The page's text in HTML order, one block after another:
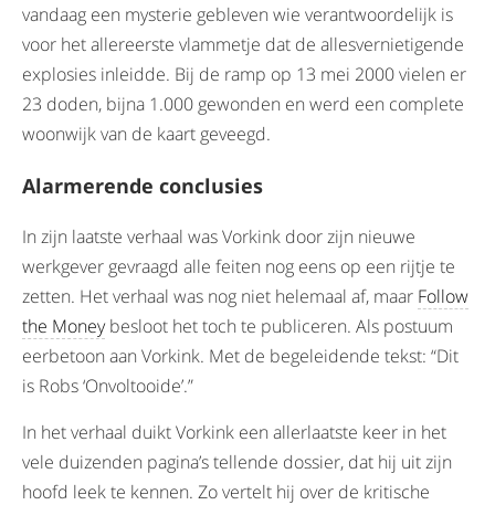
vandaag een mysterie gebleven wie verantwoordelijk is
voor het allereerste vlammetje dat de allesvernietigende
explosies inleidde. Bij de ramp op 13 mei 2000 vielen er
23 doden, bijna 1.000 gewonden en werd een complete
woonwijk van de kaart geveegd.
Alarmerende conclusies
In zijn laatste verhaal was Vorkink door zijn nieuwe
werkgever gevraagd alle feiten nog eens op een rijtje te
zetten. Het verhaal was nog niet helemaal af, maar Follow
the Moneybesloot het toch te publiceren. Als postuum
eerbetoon aan Vorkink. Met de begeleidende tekst: “Dit
is Robs ‘Onvoltooide’.”
In het verhaal duikt Vorkink een allerlaatste keer in het
vele duizenden pagina’s tellende dossier, dat hij uit zijn
hoofd leek te kennen. Zo vertelt hij over de kritische